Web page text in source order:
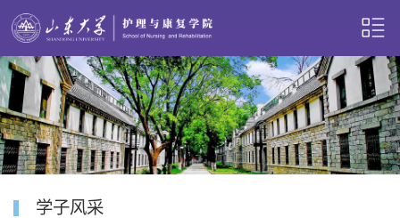
学子风采